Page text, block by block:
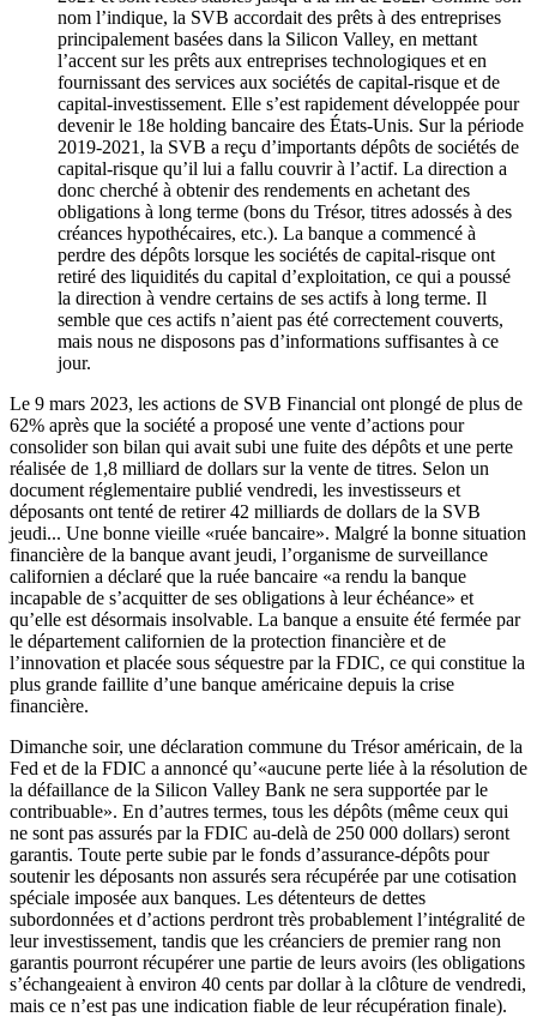
nom l’indique, la SVB accordait des prêts à des entreprises
principalement basées dans la Silicon Valley, en mettant
l’accent sur les prêts aux entreprises technologiques et en
fournissant des services aux sociétés de capital-risque et de
capital-investissement. Elle s’est rapidement développée pour
devenir le 18e holding bancaire des États-Unis. Sur la période
2019-2021, la SVB a reçu d’importants dépôts de sociétés de
capital-risque qu’il lui a fallu couvrir à l’actif. La direction a
donc cherché à obtenir des rendements en achetant des
obligations à long terme (bons du Trésor, titres adossés à des
créances hypothécaires, etc.). La banque a commencé à
perdre des dépôts lorsque les sociétés de capital-risque ont
retiré des liquidités du capital d’exploitation, ce qui a poussé
la direction à vendre certains de ses actifs à long terme. Il
semble que ces actifs n’aient pas été correctement couverts,
mais nous ne disposons pas d’informations suffisantes à ce
jour.
Le 9 mars 2023, les actions de SVB Financial ont plongé de plus de
62% après que la société a proposé une vente d’actions pour
consolider son bilan qui avait subi une fuite des dépôts et une perte
réalisée de 1,8 milliard de dollars sur la vente de titres. Selon un
document réglementaire publié vendredi, les investisseurs et
déposants ont tenté de retirer 42 milliards de dollars de la SVB
jeudi... Une bonne vieille «ruée bancaire». Malgré la bonne situation
financière de la banque avant jeudi, l’organisme de surveillance
californien a déclaré que la ruée bancaire «a rendu la banque
incapable de s’acquitter de ses obligations à leur échéance» et
qu’elle est désormais insolvable. La banque a ensuite été fermée par
le département californien de la protection financière et de
l’innovation et placée sous séquestre par la FDIC, ce qui constitue la
plus grande faillite d’une banque américaine depuis la crise
financière.
Dimanche soir, une déclaration commune du Trésor américain, de la
Fed et de la FDIC a annoncé qu’«aucune perte liée à la résolution de
la défaillance de la Silicon Valley Bank ne sera supportée par le
contribuable». En d’autres termes, tous les dépôts (même ceux qui
ne sont pas assurés par la FDIC au-delà de 250 000 dollars) seront
garantis. Toute perte subie par le fonds d’assurance-dépôts pour
soutenir les déposants non assurés sera récupérée par une cotisation
spéciale imposée aux banques. Les détenteurs de dettes
subordonnées et d’actions perdront très probablement l’intégralité de
leur investissement, tandis que les créanciers de premier rang non
garantis pourront récupérer une partie de leurs avoirs (les obligations
s’échangeaient à environ 40 cents par dollar à la clôture de vendredi,
mais ce n’est pas une indication fiable de leur récupération finale).